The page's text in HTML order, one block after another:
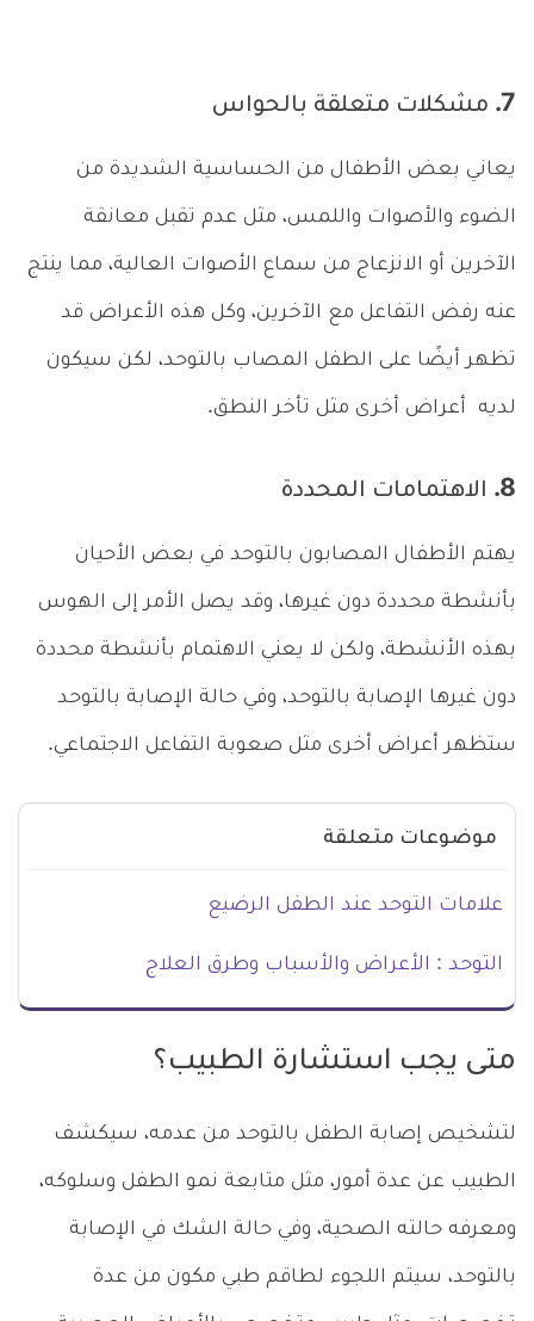
7. مشكلات متعلقة بالحواس
يعاني بعض الأطفال من الحساسية الشديدة من
الضوء والأصوات واللمس، مثل عدم تقبل معانقة
الآخرين أو الانزعاج من سماع الأصوات العالية، مما ينتج
عنه رفض التفاعل مع الآخرين، وكل هذه الأعراض قد
تظهر أيضًا على الطفل المصاب بالتوحد، لكن سيكون
لديه أعراض أخرى مثل تأخر النطق.
8. الاهتمامات المحددة
يهتم الأطفال المصابون بالتوحد في بعض الأحيان
بأنشطة محددة دون غيرها، وقد يصل الأمر إلى الهوس
بهذه الأنشطة، ولكن لا يعني الاهتمام بأنشطة محددة
دون غيرها الإصابة بالتوحد، وفي حالة الإصابة بالتوحد
ستظهر أعراض أخرى مثل صعوبة التفاعل الاجتماعي.
موضوعات متعلقة
علامات التوحد عند الطفل الرضيع
التوحد : الأعراض والأسباب وطرق العلاج
متى يجب استشارة الطبيب؟
لتشخيص إصابة الطفل بالتوحد من عدمه، سيكشف
الطبيب عن عدة أمور، مثل متابعة نمو الطفل وسلوكه،
ومعرفه حالته الصحية، وفي حالة الشك في الإصابة
بالتوحد، سيتم اللجوء لطاقم طبي مكون من عدة